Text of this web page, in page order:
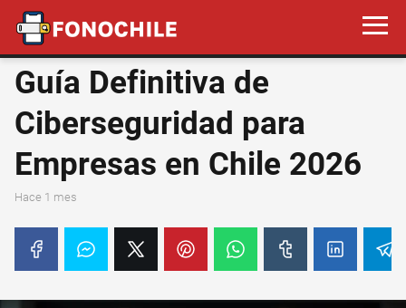
Guía Definitiva de
Ciberseguridad para
Empresas en Chile 2026
hace 1 mes